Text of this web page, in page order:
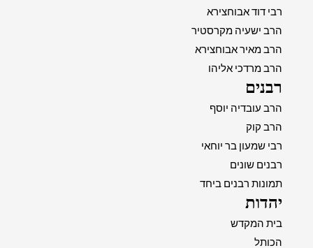
רבי דוד אבוחצירא
הרב ישעיה מקרסטיר
הרב מאיר אבוחצירא
הרב מרדכי אליהו
רבנים
הרב עובדיה יוסף
הרב קוק
רבי שמעון בר יוחאי
רבנים שונים
תמונות רבנים ביחד
יהדות
בית המקדש
הכותל